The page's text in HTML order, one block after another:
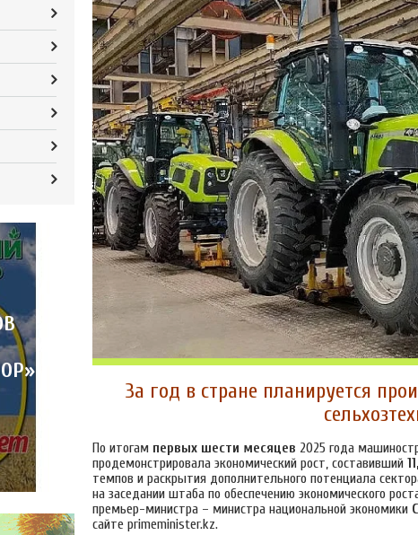
За год в стране планируется
По итогам первых шести месяцев 2025 года
продемонстрировала экономический рост, составивший
темпов и раскрытия дополнительного потенциала
на заседании штаба по обеспечению экономического
премьер-министра – министра национальной экономики
сайте primeminister.kz.